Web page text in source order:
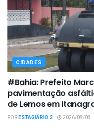
CIDADES
#Bahia: Prefeito
pavimentação
de Lemos em
PORESTAGIÁRIO 2 2026/08/08